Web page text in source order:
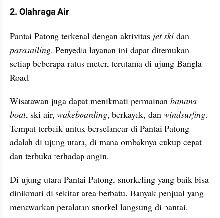
2. Olahraga Air
Pantai Patong terkenal dengan aktivitas jet ski
parasailing. Penyedia layanan ini dapat ditemukan
setiap beberapa ratus meter, terutama di ujung Bangla
Road.
Wisatawan juga dapat menikmati permainan banana
boat, ski air, wakeboarding, berkayak, dan windsurfing.
Tempat terbaik untuk berselancar di Pantai Patong
adalah di ujung utara, di mana ombaknya cukup cepat
dan terbuka terhadap angin.
Di ujung utara Pantai Patong, snorkeling yang baik bisa
dinikmati di sekitar area berbatu. Banyak penjual yang
menawarkan peralatan snorkel langsung di pantai.